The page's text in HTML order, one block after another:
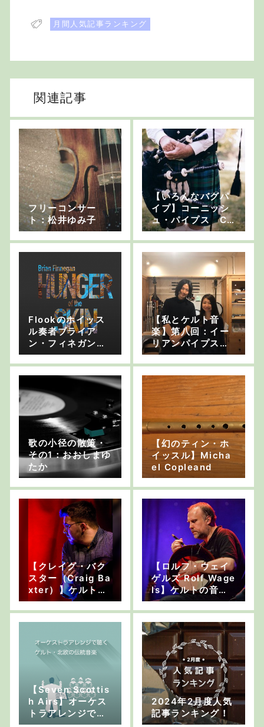
月間人気記事ランキング
関連記事
フリーコンサー
ト：松井ゆみ子
【いろんなバグパ
イプ】コーニッシ
ュ・パイプス Co
rnish Pipes
Flookのホイッス
ル奏者ブライア
ン・フィネガンの
新譜が発売！
【私とケルト音
楽】第八回：イー
リアンパイプス奏
者 野口明生さん
前編
歌の小径の散策・
その1：おおしまゆ
たか
【幻のティン・ホ
イッスル】Micha
el Copleand
【クレイグ・バク
スター（Craig Ba
xter）】ケルトの
音楽家 インタビュ
ー
【ロルフ・ウェイ
ゲルズ Rolf Wage
ls】ケルトの音楽
家 インタビュー
【Seven Scottis
h Airs】オーケス
トラアレンジで聴
2024年2月度人気
記事ランキング！